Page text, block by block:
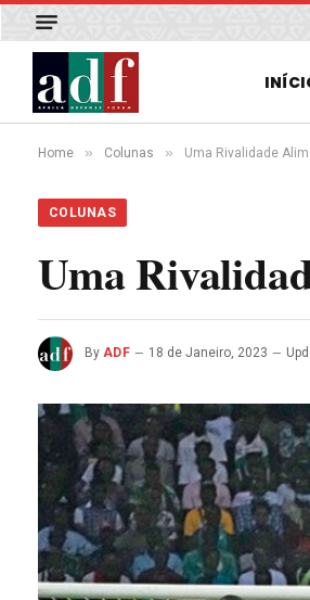
Home » Colunas » Uma Rivalidade
COLUNAS
Uma
By ADF 18 de Janeiro, 2023